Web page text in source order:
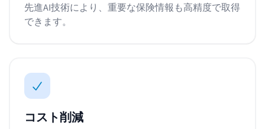
先進AI技術により、重要な保険情報も高精度で取得
できます。
コスト削減